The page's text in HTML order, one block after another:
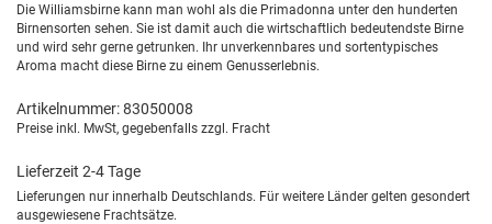
Die Williamsbirne kann man wohl als die Primadonna unter den hunderten
Birnensorten sehen. Sie ist damit auch die wirtschaftlich bedeutendste Birne
und wird sehr gerne getrunken. Ihr unverkennbares und sortentypisches
Aroma macht diese Birne zu einem Genusserlebnis.
Artikelnummer: 83050008
Preise inkl. MwSt, gegebenfalls zzgl. Fracht
Lieferzeit 2-4 Tage
Lieferungen nur innerhalb Deutschlands. Für weitere Länder gelten gesondert
ausgewiesene Frachtsätze.